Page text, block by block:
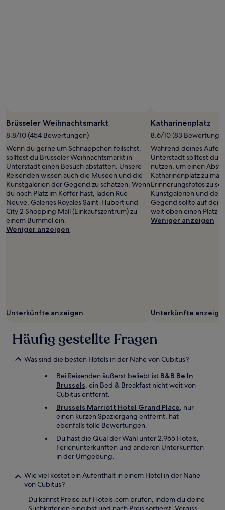
können
zusätzliche
gelten.
Brüsseler Weihnachtsmarkt
8.8/10 (454 Bewertungen)
Wenn du gerne um Schnäppchen feilschst,
solltest du Brüsseler Weihnachtsmarkt in
Unterstadt einen Besuch abstatten. Unsere
Reisenden wissen auch die Museen und die
Kunstgalerien der Gegend zu schätzen. Wenn
du noch Platz im Koffer hast, laden Rue
Neuve, Galeries Royales Saint-Hubert und
City 2 Shopping Mall (Einkaufszentrum) zu
einem Bummel ein.
Weniger anzeigen
Unterkünfte anzeigen
Katharinenplatz
8.6/10 (83
Während deines
Unterstadt solltest du
nutzen, um einen
Katharinenplatz zu
Erinnerungsfotos zu
Kunstgalerien und der
Gegend sollte auf
weit oben einen Platz
Weniger anzeigen
Unterkünfte
Häufig gestellte Fragen
Was sind die besten Hotels in der Nähe von Cubitus?
Bei Reisenden äußerst beliebt ist B&B Be In
Brussels, ein Bed & Breakfast nicht weit von
Cubitus entfernt.
Brussels Marriott Hotel Grand Place, nur
einen kurzen Spaziergang entfernt, hat
ebenfalls tolle Bewertungen.
Du hast die Qual der Wahl unter 2.965 Hotels,
Ferienunterkünften und anderen Unterkünften
in der Umgebung.
Wie viel kostet ein Aufenthalt in einem Hotel in der Nähe
von Cubitus?
Du kannst Preise auf Hotels.com prüfen, indem du deine